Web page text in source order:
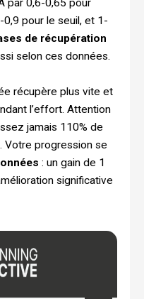
par 0,6-0,65 pour
0,9 pour le seuil, et 1-
de récupération
selon ces données.
récupère plus vite et
l’effort. Attention
jamais 110% de
Votre progression se
: un gain de 1
significative